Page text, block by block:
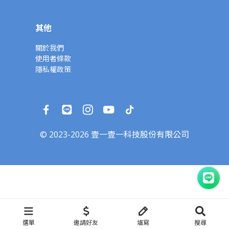
選單 邀請好友 填寫 搜尋
其他
關於我們
使用者條款
隱私權政策
© 2023-2026 壹一壹一科技股份有限公司